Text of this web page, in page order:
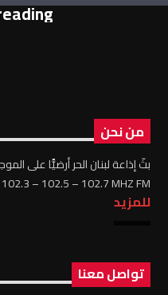
من نحن
بثّ إذاعة لبنان الحر أرضيًّا على
102.3 – 102.5 – 102.7 MHZ FM
للمزيد
تواصل معنا